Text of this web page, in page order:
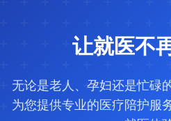
让就医不
无论是老人、孕妇还是忙碌
为您提供专业的医疗陪护服